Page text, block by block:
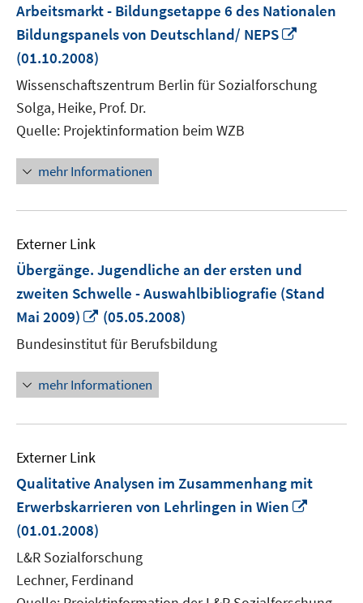
Arbeitsmarkt - Bildungsetappe 6 des Nationalen
Bildungspanels von Deutschland/ NEPS
öffnen
(01.10.2008)
Wissenschaftszentrum Berlin für Sozialforschung
Solga, Heike, Prof. Dr.
Quelle: Projektinformation beim WZB
mehr Informationen
Externer Link
Übergänge. Jugendliche an der ersten und
zweiten Schwelle - Auswahlbibliografie (Stand
Mai 2009)
In
neuem
Fenster
öffnen
(05.05.2008)
Bundesinstitut für Berufsbildung
mehr Informationen
Externer Link
Qualitative Analysen im Zusammenhang mit
Erwerbskarrieren von Lehrlingen in Wien
(01.01.2008)
L&R Sozialforschung
Lechner, Ferdinand